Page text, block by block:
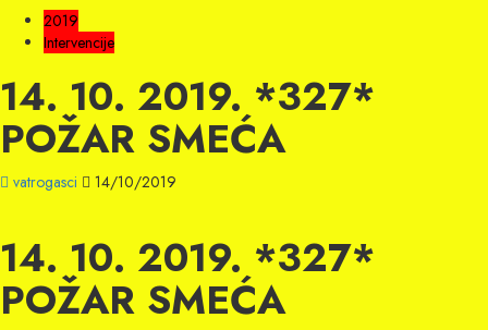
2019
Intervencije
14. 10. 2019. *327*
POŽAR SMEĆA
vatrogasci 14/10/2019
14. 10. 2019. *327*
POŽAR SMEĆA